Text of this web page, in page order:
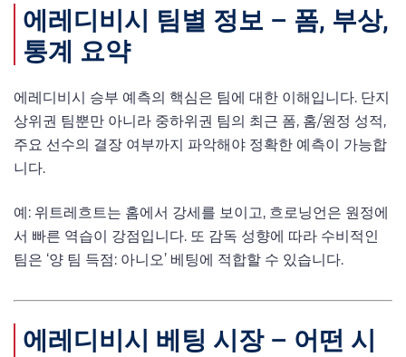
에레디비시 팀별 정보 – 폼, 부상,
통계 요약
에레디비시 승부 예측의 핵심은 팀에 대한 이해입니다. 단지
상위권 팀뿐만 아니라 중하위권 팀의 최근 폼, 홈/원정 성적,
주요 선수의 결장 여부까지 파악해야 정확한 예측이 가능합
니다.
예: 위트레흐트는 홈에서 강세를 보이고, 흐로닝언은 원정에
서 빠른 역습이 강점입니다. 또 감독 성향에 따라 수비적인
팀은 ‘양 팀 득점: 아니오’ 베팅에 적합할 수 있습니다.
에레디비시 베팅 시장 – 어떤 시